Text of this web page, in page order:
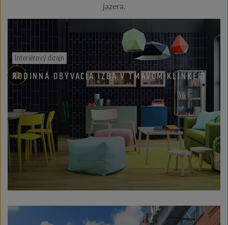
jazera.
Interiérový dizajn
RODINNÁ OBÝVACIA IZBA V TMAVOM KLINKERI